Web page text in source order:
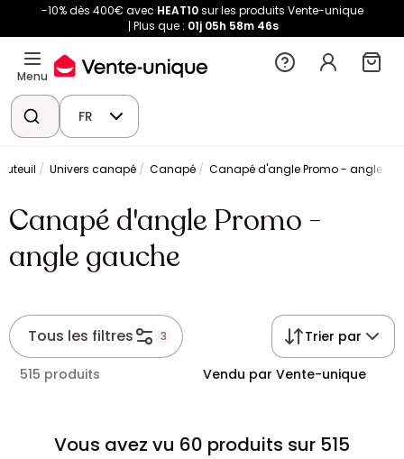
-10% dès 400€ avec HEAT10sur les produits Vente-unique
Plus que : 01j 05h 58m 46s
Menu
FR
Univers canapé Canapé Canapé d'angle Promo - angle
Canapé d'angle Promo -
angle gauche
Tous les filtres 3 Trier par
515 produits Vendu par Vente-unique
Vous avez vu 60 produits sur 515